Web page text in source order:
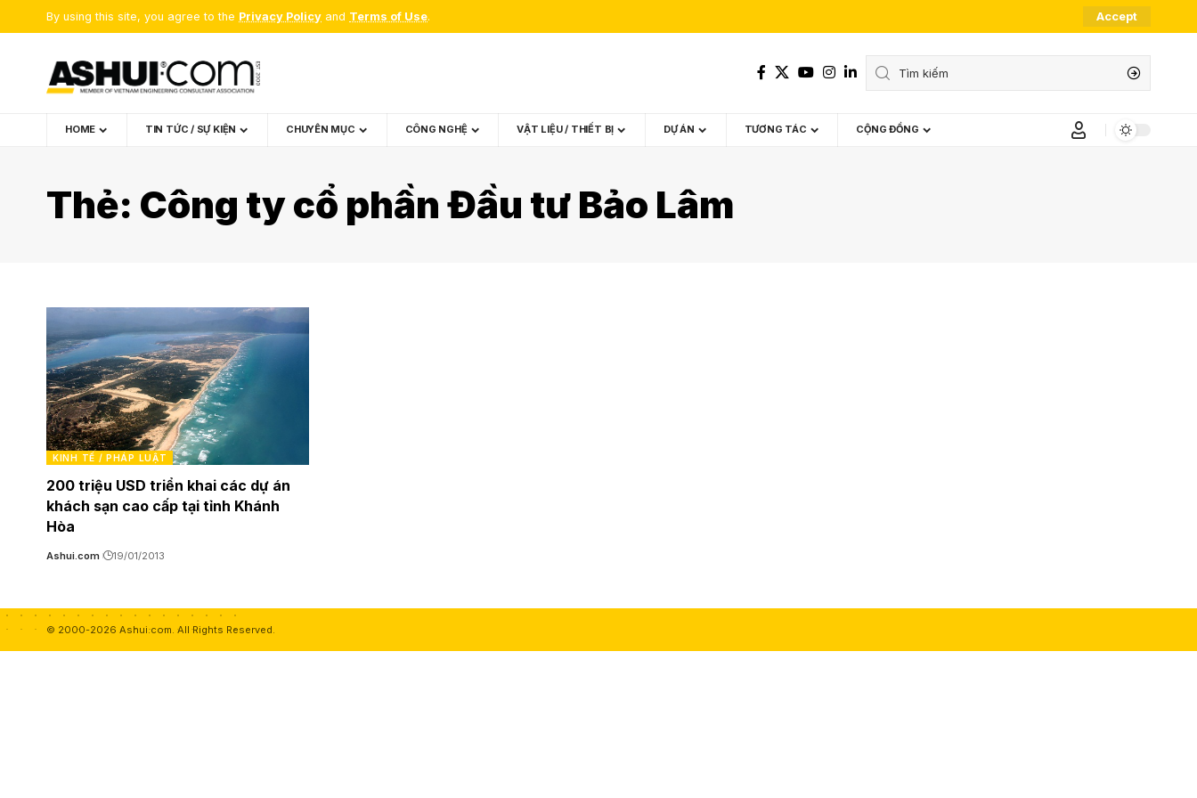
By using this site, you agree to the Privacy Policy and Terms of Use. Accept
HOME TIN TỨC / SỰ KIỆN CHUYÊN MỤC CÔNG NGHỆ VẬT LIỆU / THIẾT BỊ DỰ ÁN TƯƠNG TÁC CỘNG ĐỒNG
Thẻ: Công ty cổ phần Đầu tư Bảo Lâm
KINH TẾ / PHÁP LUẬT
200 triệu USD triển khai các dự án
khách sạn cao cấp tại tỉnh Khánh
Hòa
Ashui.com 19/01/2013
© 2000-2026 Ashui.com. All Rights Reserved.